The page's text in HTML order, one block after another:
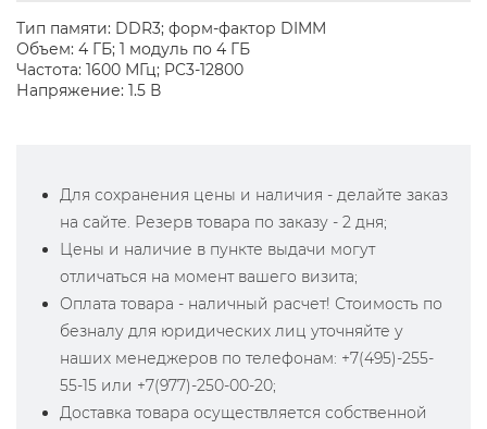
Тип памяти: DDR3; форм-фактор DIMM
Объем: 4 ГБ; 1 модуль по 4 ГБ
Частота: 1600 МГц; PC3-12800
Напряжение: 1.5 В
Для сохранения цены и наличия - делайте заказ
на сайте. Резерв товара по заказу - 2 дня;
Цены и наличие в пункте выдачи могут
отличаться на момент вашего визита;
Оплата товара - наличный расчет! Стоимость по
безналу для юридических лиц уточняйте у
наших менеджеров по телефонам: +7(495)-255-
55-15 или +7(977)-250-00-20;
Доставка товара осуществляется собственной